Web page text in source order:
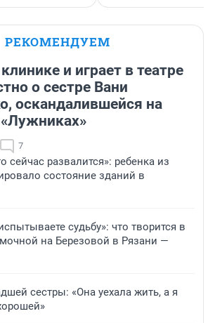
РЕКОМЕНДУЕМ
и играет в театре
о сестре Вани
оскандалившейся на
7
сейчас развалится»: ребенка из
состояние зданий в
судьбу»: что творится в
на Березовой в Рязани —
сестры: «Она уехала жить, а я